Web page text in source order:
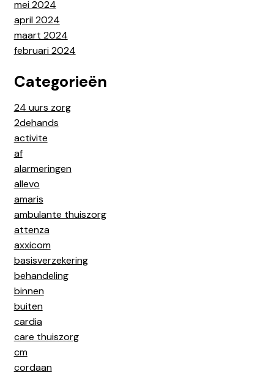
mei 2024
april 2024
maart 2024
februari 2024
Categorieën
24 uurs zorg
2dehands
activite
af
alarmeringen
allevo
amaris
ambulante thuiszorg
attenza
axxicom
basisverzekering
behandeling
binnen
buiten
cardia
care thuiszorg
cm
cordaan